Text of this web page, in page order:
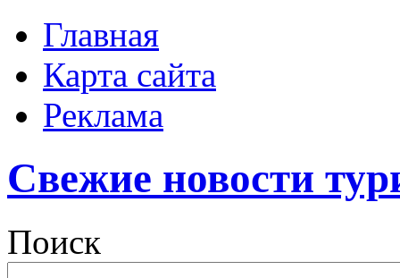
Главная
Карта сайта
Реклама
Свежие новости
Поиск